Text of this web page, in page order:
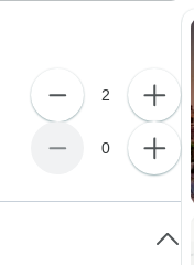
2
0